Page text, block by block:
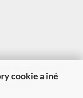
cookie a iné
OSS).